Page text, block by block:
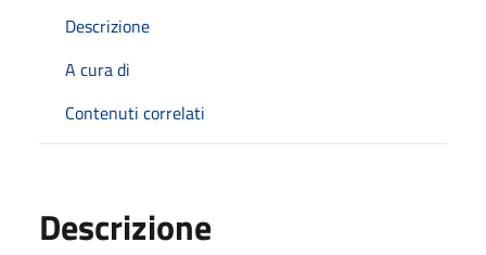
Descrizione
A cura di
Contenuti correlati
Descrizione